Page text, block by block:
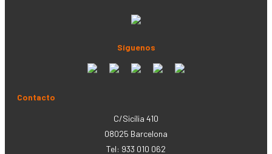
Síguenos
Contacto
C/Sicília 410
08025 Barcelona
Tel: 933 010 062